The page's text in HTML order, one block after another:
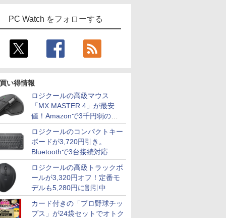
PC Watch をフォローする
い得情報
ロジクールの高級マウス
「MX MASTER 4」が最安
値！Amazonで3千円弱の割
引
ロジクールのコンパクトキー
ボードが3,720円引き。
Bluetoothで3台接続対応
ロジクールの高級トラックボ
ールが3,320円オフ！定番モ
デルも5,280円に割引中
カード付きの「プロ野球チッ
プス」が24袋セットでオトク